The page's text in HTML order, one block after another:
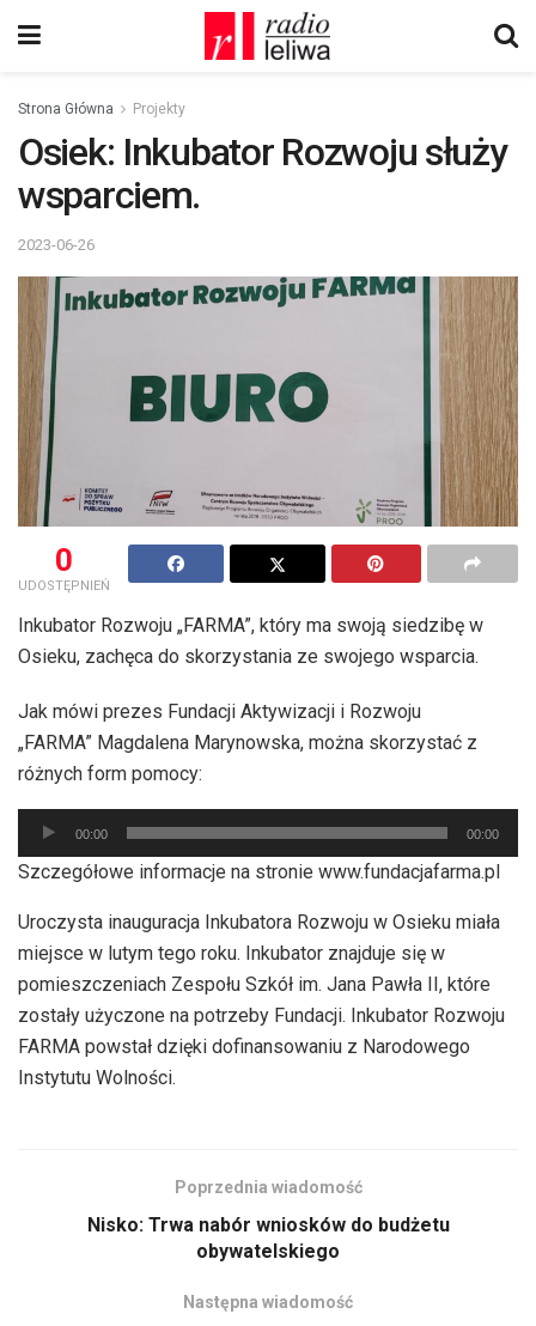
Strona Główna Projekty
Osiek: Inkubator Rozwoju służy
wsparciem.
2023-06-26
0
UDOSTĘPNIEŃ
Inkubator Rozwoju „FARMA”, który ma swoją siedzibę w
Osieku, zachęca do skorzystania ze swojego wsparcia.
Jak mówi prezes Fundacji Aktywizacji i Rozwoju
„FARMA” Magdalena Marynowska, można skorzystać z
różnych form pomocy:
Odtwarzacz
plików
dźwiękowych
00:00 00:00
Szczegółowe informacje na stronie www.fundacjafarma.pl
Uroczysta inauguracja Inkubatora Rozwoju w Osieku miała
miejsce w lutym tego roku. Inkubator znajduje się w
pomieszczeniach Zespołu Szkół im. Jana Pawła II, które
zostały użyczone na potrzeby Fundacji. Inkubator Rozwoju
FARMA powstał dzięki dofinansowaniu z Narodowego
Instytutu Wolności.
Poprzednia wiadomość
Nisko: Trwa nabór wniosków do budżetu
obywatelskiego
Następna wiadomość